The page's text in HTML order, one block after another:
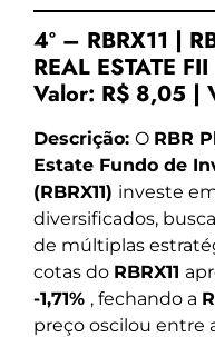
4º – RBRX11 |
REAL ESTATE FII
Valor: R$ 8,05 |
Descrição: O RBR
Estate Fundo de
(RBRX11) investe
diversificados,
de múltiplas
cotas do RBRX11
-1,71% , fechando a
preço oscilou entre